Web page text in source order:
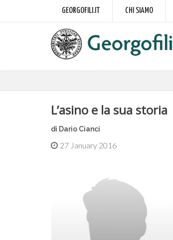
GEORGOFILI.IT CHI SIAMO
L’asino e la sua storia
di Dario Cianci
27 January 2016